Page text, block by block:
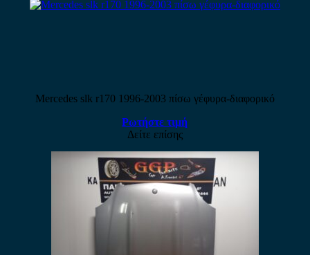
Mercedes slk r170 1996-2003 πίσω γέφυρα-διαφορικό
Ρωτήστε τιμή
Δείτε επίσης